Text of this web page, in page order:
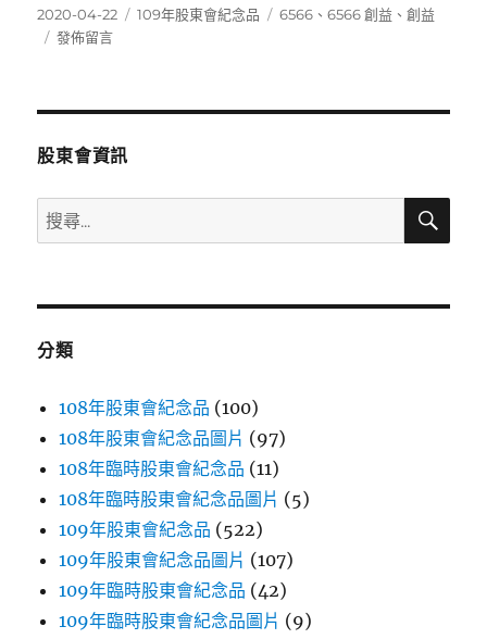
發
佈
2020-04-22
分
109年股東會紀念品
標
6566 、6566 創益 、創益
在
發佈留言
股東會資訊
搜
尋
鍵
搜
分類
108年股東會紀念品 (100)
108年股東會紀念品圖片 (97)
108年臨時股東會紀念品 (11)
108年臨時股東會紀念品圖片 (5)
109年股東會紀念品 (522)
109年股東會紀念品圖片 (107)
109年臨時股東會紀念品 (42)
109年臨時股東會紀念品圖片 (9)